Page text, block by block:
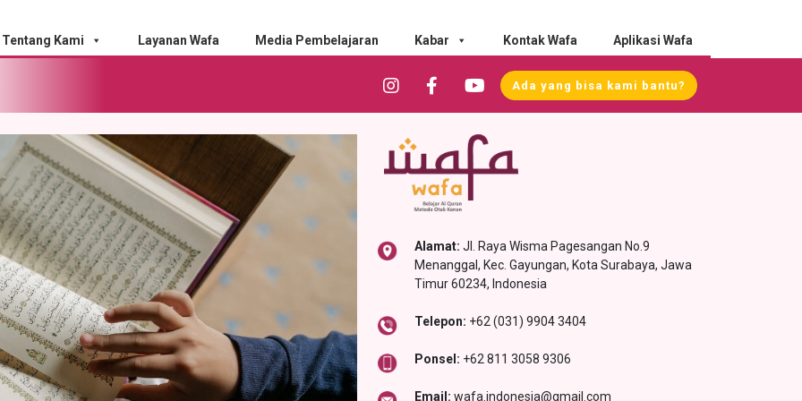
Tentang Kami Layanan Wafa Media Pembelajaran Kabar Kontak Wafa Aplikasi Wafa
Ada yang bisa kami bantu?
Alamat: Jl. Raya Wisma Pagesangan No.9
Menanggal, Kec. Gayungan, Kota Surabaya, Jawa
Timur 60234, Indonesia
Telepon: +62 (031) 9904 3404
Ponsel: +62 811 3058 9306
Email: wafa.indonesia@gmail.com